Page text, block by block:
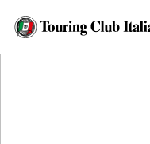
HOME